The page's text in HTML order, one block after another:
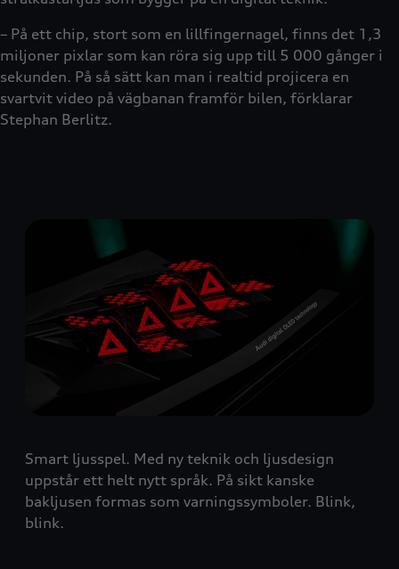
– På ett chip, stort som en lillfingernagel, finns det 1,3
miljoner pixlar som kan röra sig upp till 5 000 gånger i
sekunden. På så sätt kan man i realtid projicera en
svartvit video på vägbanan framför bilen, förklarar
Stephan Berlitz.
Smart ljusspel. Med ny teknik och ljusdesign
uppstår ett helt nytt språk. På sikt kanske
bakljusen formas som varningssymboler. Blink,
blink.